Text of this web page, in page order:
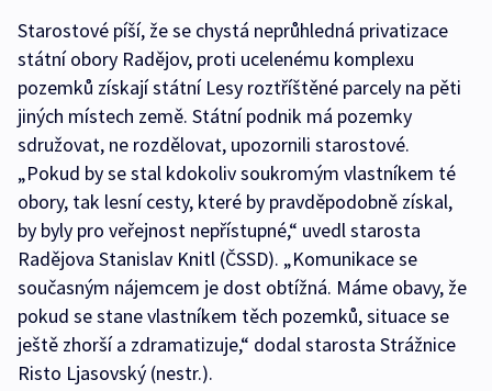
Starostové píší, že se chystá neprůhledná privatizace
státní obory Radějov, proti ucelenému komplexu
pozemků získají státní Lesy roztříštěné parcely na pěti
jiných místech země. Státní podnik má pozemky
sdružovat, ne rozdělovat, upozornili starostové.
„Pokud by se stal kdokoliv soukromým vlastníkem té
obory, tak lesní cesty, které by pravděpodobně získal,
by byly pro veřejnost nepřístupné,“ uvedl starosta
Radějova Stanislav Knitl (ČSSD). „Komunikace se
současným nájemcem je dost obtížná. Máme obavy, že
pokud se stane vlastníkem těch pozemků, situace se
ještě zhorší a zdramatizuje,“ dodal starosta Strážnice
Risto Ljasovský (nestr.).